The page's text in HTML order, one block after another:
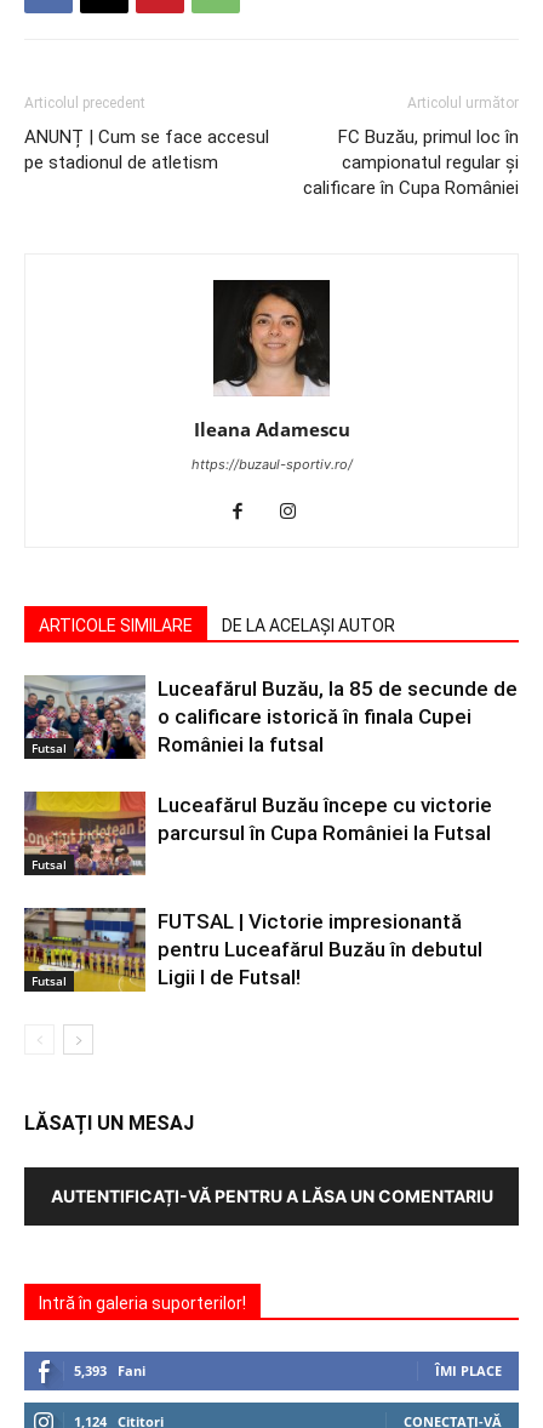
Articolul precedent
ANUNȚ | Cum se face accesul
pe stadionul de atletism
Articolul următor
FC Buzău, primul loc în
campionatul regular şi
calificare în Cupa României
Ileana Adamescu
https://buzaul-sportiv.ro/
ARTICOLE SIMILARE DE LA ACELAȘI AUTOR
Futsal
Luceafărul Buzău, la 85 de secunde de
o calificare istorică în finala Cupei
României la futsal
Futsal
Luceafărul Buzău începe cu victorie
parcursul în Cupa României la Futsal
Futsal
FUTSAL | Victorie impresionantă
pentru Luceafărul Buzău în debutul
Ligii I de Futsal!
LĂSAȚI UN MESAJ
AUTENTIFICAȚI-VĂ PENTRU A LĂSA UN COMENTARIU
Intră în galeria suporterilor!
5,393 Fani ÎMI PLACE
1,124 Cititori CONECTAȚI-VĂ